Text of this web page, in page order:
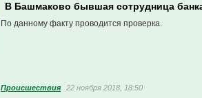
В Башмаково бывшая сотрудница
По данному факту проводится проверка.
Проиcшествия 22 ноября 2018, 18:50